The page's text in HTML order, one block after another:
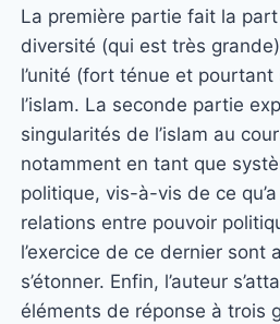
La première partie fait la
diversité (qui est très
l’unité (fort ténue et
l’islam. La seconde partie
singularités de l’islam au
notamment en tant que
politique, vis-à-vis de ce
relations entre pouvoir
l’exercice de ce dernier sont
s’étonner. Enfin, l’auteur
éléments de réponse à trois